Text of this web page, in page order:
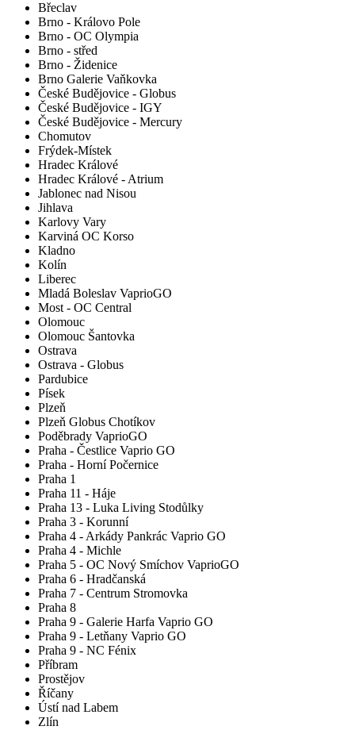
Břeclav
Brno - Královo Pole
Brno - OC Olympia
Brno - střed
Brno - Židenice
Brno Galerie Vaňkovka
České Budějovice - Globus
České Budějovice - IGY
České Budějovice - Mercury
Chomutov
Frýdek-Místek
Hradec Králové
Hradec Králové - Atrium
Jablonec nad Nisou
Jihlava
Karlovy Vary
Karviná OC Korso
Kladno
Kolín
Liberec
Mladá Boleslav VaprioGO
Most - OC Central
Olomouc
Olomouc Šantovka
Ostrava
Ostrava - Globus
Pardubice
Písek
Plzeň
Plzeň Globus Chotíkov
Poděbrady VaprioGO
Praha - Čestlice Vaprio GO
Praha - Horní Počernice
Praha 1
Praha 11 - Háje
Praha 13 - Luka Living Stodůlky
Praha 3 - Korunní
Praha 4 - Arkády Pankrác Vaprio GO
Praha 4 - Michle
Praha 5 - OC Nový Smíchov VaprioGO
Praha 6 - Hradčanská
Praha 7 - Centrum Stromovka
Praha 8
Praha 9 - Galerie Harfa Vaprio GO
Praha 9 - Letňany Vaprio GO
Praha 9 - NC Fénix
Příbram
Prostějov
Říčany
Ústí nad Labem
Zlín